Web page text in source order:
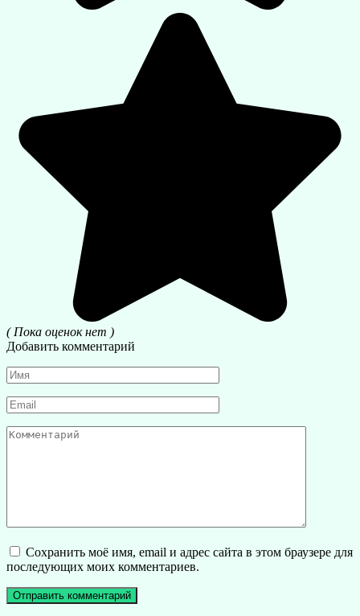
( Пока оценок нет )
Добавить комментарий
Имя
*
Email
*
Комментарий
Сохранить моё имя, email и адрес сайта в этом браузере для
последующих моих комментариев.